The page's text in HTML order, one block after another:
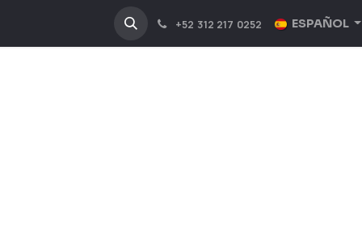
INDUSTRIAS +52 312 217 0252 ESPAÑOL